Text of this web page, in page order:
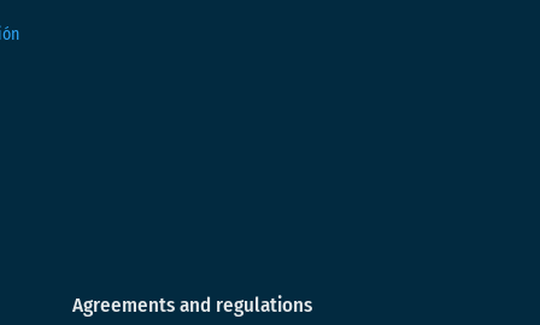
Agreements and regulations